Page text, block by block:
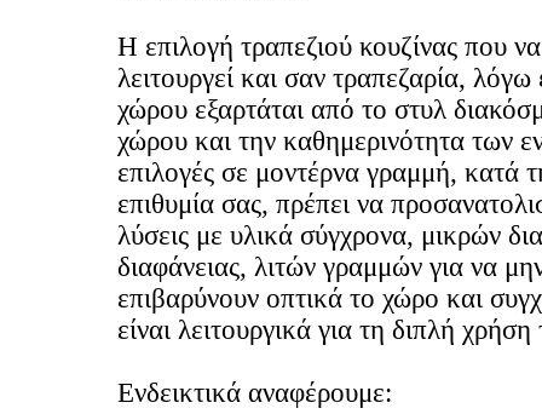
Η επιλογή τραπεζιού κουζίνας που να
λειτουργεί και σαν τραπεζαρία, λόγω
χώρου εξαρτάται από το στυλ
χώρου και την καθημερινότητα των
επιλογές σε μοντέρνα γραμμή, κατά
επιθυμία σας, πρέπει να
λύσεις με υλικά σύγχρονα, μικρών
διαφάνειας, λιτών γραμμών για να
επιβαρύνουν οπτικά το χώρο και
είναι λειτουργικά για τη διπλή χρήση
Ενδεικτικά αναφέρουμε: